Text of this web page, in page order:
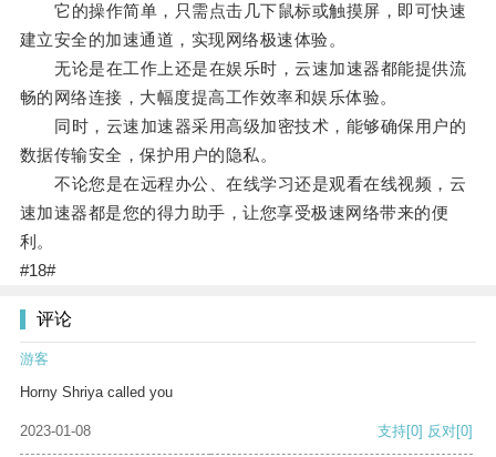
它的操作简单，只需点击几下鼠标或触摸屏，即可快速
建立安全的加速通道，实现网络极速体验。
无论是在工作上还是在娱乐时，云速加速器都能提供流
畅的网络连接，大幅度提高工作效率和娱乐体验。
同时，云速加速器采用高级加密技术，能够确保用户的
数据传输安全，保护用户的隐私。
不论您是在远程办公、在线学习还是观看在线视频，云
速加速器都是您的得力助手，让您享受极速网络带来的便
利。
#18#
评论
游客
Horny Shriya called you
2023-01-08 支持[0] 反对[0]